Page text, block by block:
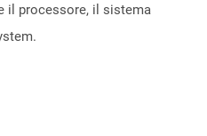
il processore, il sistema